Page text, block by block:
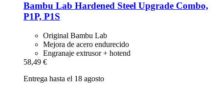
Bambu Lab Hardened Steel Upgrade Combo,
P1P, P1S
Original Bambu Lab
Mejora de acero endurecido
Engranaje extrusor + hotend
58,49 €
Entrega hasta el 18 agosto